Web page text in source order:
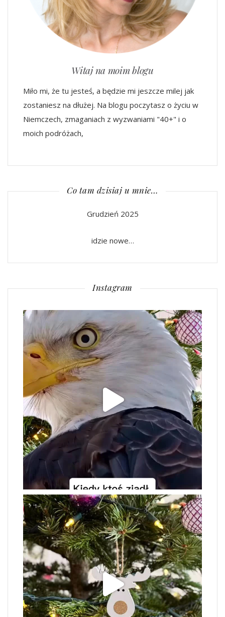
Witaj na moim blogu
Miło mi, że tu jesteś, a będzie mi jeszcze milej jak
zostaniesz na dłużej. Na blogu poczytasz o życiu w
Niemczech, zmaganiach z wyzwaniami "40+" i o
moich podróżach,
Co tam dzisiaj u mnie…
Grudzień 2025
idzie nowe…
Instagram